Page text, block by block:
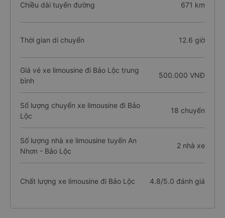
Chiều dài tuyến đường 671 km
Thời gian di chuyển 12.6 giờ
Giá vé xe limousine đi Bảo Lộc trung
bình
500.000 VNĐ
Số lượng chuyến xe limousine đi Bảo
Lộc
18 chuyến
Số lượng nhà xe limousine tuyến An
Nhơn - Bảo Lộc
2 nhà xe
Chất lượng xe limousine đi Bảo Lộc 4.8/5.0 đánh giá